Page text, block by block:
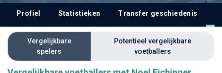
Profiel Statistieken Transfer geschiedenis
Vergelijkbare
spelers
Potentieel vergelijkbare
voetballers